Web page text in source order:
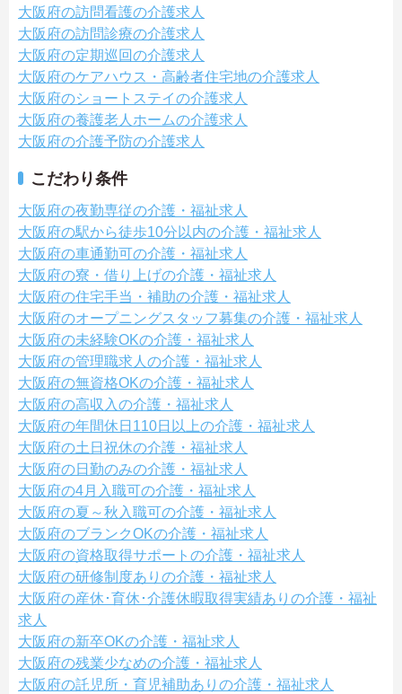
大阪府の訪問看護の介護求人
大阪府の訪問診療の介護求人
大阪府の定期巡回の介護求人
大阪府のケアハウス・高齢者住宅地の介護求人
大阪府のショートステイの介護求人
大阪府の養護老人ホームの介護求人
大阪府の介護予防の介護求人
こだわり条件
大阪府の夜勤専従の介護・福祉求人
大阪府の駅から徒歩10分以内の介護・福祉求人
大阪府の車通勤可の介護・福祉求人
大阪府の寮・借り上げの介護・福祉求人
大阪府の住宅手当・補助の介護・福祉求人
大阪府のオープニングスタッフ募集の介護・福祉求人
大阪府の未経験OKの介護・福祉求人
大阪府の管理職求人の介護・福祉求人
大阪府の無資格OKの介護・福祉求人
大阪府の高収入の介護・福祉求人
大阪府の年間休日110日以上の介護・福祉求人
大阪府の土日祝休の介護・福祉求人
大阪府の日勤のみの介護・福祉求人
大阪府の4月入職可の介護・福祉求人
大阪府の夏～秋入職可の介護・福祉求人
大阪府のブランクOKの介護・福祉求人
大阪府の資格取得サポートの介護・福祉求人
大阪府の研修制度ありの介護・福祉求人
大阪府の産休･育休･介護休暇取得実績ありの介護・福祉
求人
大阪府の新卒OKの介護・福祉求人
大阪府の残業少なめの介護・福祉求人
大阪府の託児所・育児補助ありの介護・福祉求人